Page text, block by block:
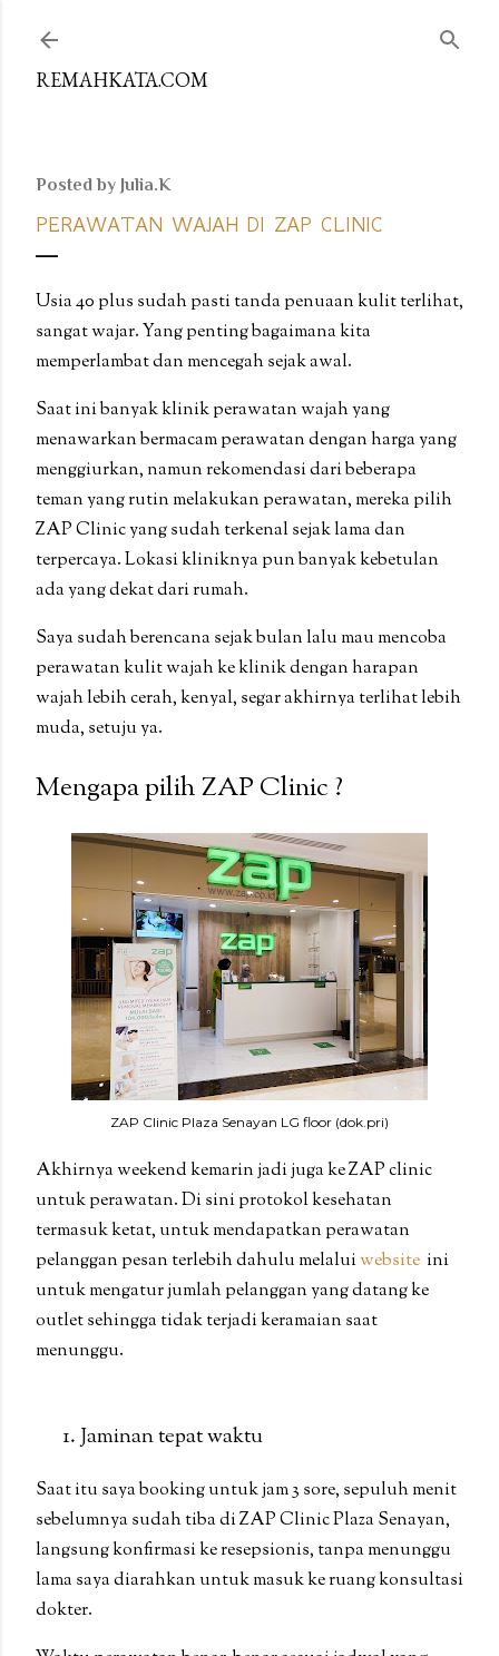
REMAHKATA.COM
Posted by Julia.K
PERAWATAN WAJAH DI ZAP CLINIC
Usia 40 plus sudah pasti tanda penuaan kulit terlihat,
sangat wajar. Yang penting bagaimana kita
memperlambat dan mencegah sejak awal.
Saat ini banyak klinik perawatan wajah yang
menawarkan bermacam perawatan dengan harga yang
menggiurkan, namun rekomendasi dari beberapa
teman yang rutin melakukan perawatan, mereka pilih
ZAP Clinic yang sudah terkenal sejak lama dan
terpercaya. Lokasi kliniknya pun banyak kebetulan
ada yang dekat dari rumah.
Saya sudah berencana sejak bulan lalu mau mencoba
perawatan kulit wajah ke klinik dengan harapan
wajah lebih cerah, kenyal, segar akhirnya terlihat lebih
muda, setuju ya.
Mengapa pilih ZAP Clinic ?
ZAP Clinic Plaza Senayan LG floor (dok.pri)
Akhirnya weekend kemarin jadi juga ke ZAP clinic
untuk perawatan. Di sini protokol kesehatan
termasuk ketat, untuk mendapatkan perawatan
pelanggan pesan terlebih dahulu melaluiwebsite ini
untuk mengatur jumlah pelanggan yang datang ke
outlet sehingga tidak terjadi keramaian saat
menunggu.
Jaminan tepat waktu
Saat itu saya booking untuk jam 3 sore, sepuluh menit
sebelumnya sudah tiba di ZAP Clinic Plaza Senayan,
langsung konfirmasi ke resepsionis, tanpa menunggu
lama saya diarahkan untuk masuk ke ruang konsultasi
dokter.